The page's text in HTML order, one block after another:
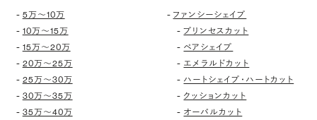
- 5万〜10万
- 10万〜15万
- 15万〜20万
- 20万〜25万
- 25万〜30万
- 30万〜35万
- 35万〜40万
- ファンシーシェイプ
-プリンセスカット
- ペアシェイプ
- エメラルドカット
- ハートシェイプ・ハートカット
- クッションカット
- オーバルカット